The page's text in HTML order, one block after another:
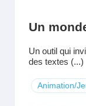
Un
Un outil qui
des textes (...)
Animation/